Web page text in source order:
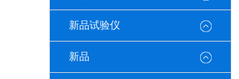
新品试验仪
新品